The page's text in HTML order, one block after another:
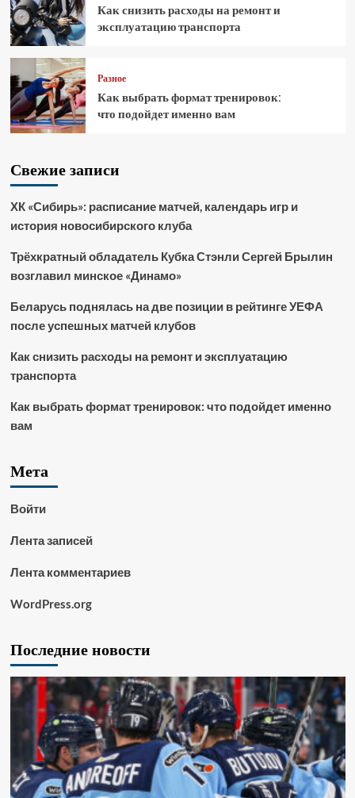
Как снизить расходы на ремонт и
эксплуатацию транспорта
Разное
Как выбрать формат тренировок:
что подойдет именно вам
Свежие записи
ХК «Сибирь»: расписание матчей, календарь игр и
история новосибирского клуба
Трёхкратный обладатель Кубка Стэнли Сергей Брылин
возглавил минское «Динамо»
Беларусь поднялась на две позиции в рейтинге УЕФА
после успешных матчей клубов
Как снизить расходы на ремонт и эксплуатацию
транспорта
Как выбрать формат тренировок: что подойдет именно
вам
Мета
Войти
Лента записей
Лента комментариев
WordPress.org
Последние новости